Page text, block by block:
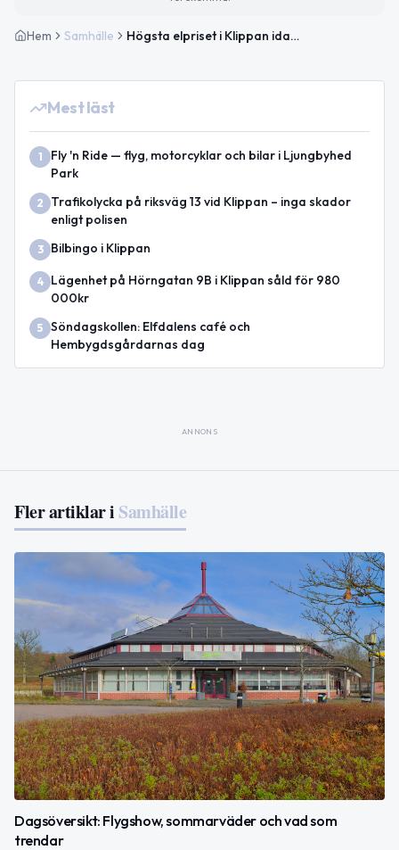
Hem Samhälle Högsta elpriset i Klippan idag — toppnotering
Mest läst
1
Fly 'n Ride — flyg, motorcyklar och bilar i Ljungbyhed
Park
2
Trafikolycka på riksväg 13 vid Klippan – inga skador
enligt polisen
3 Bilbingo i Klippan
4
Lägenhet på Hörngatan 9B i Klippan såld för 980
000kr
5 Söndagskollen: Elfdalens café och
Hembygdsgårdarnas dag
ANNONS
Fler artiklar i Samhälle
Dagsöversikt: Flygshow, sommarväder och vad som
trendar